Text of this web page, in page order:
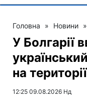
Головна » Новини »
У Болгарії
на
12:25 09.08.2026 Нд